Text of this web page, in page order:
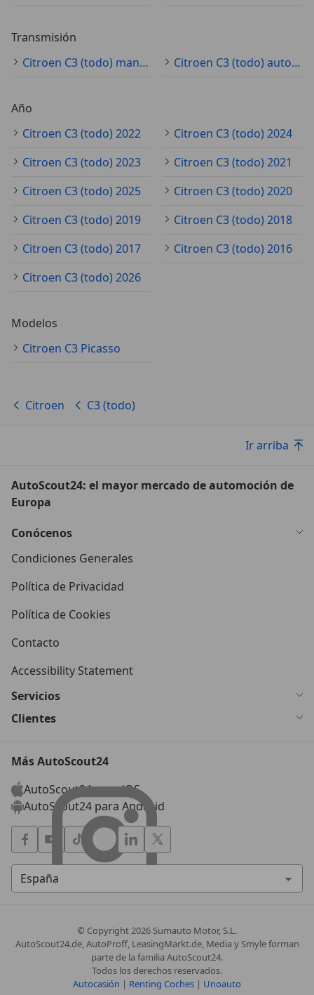
Transmisión
Citroen C3 (todo) manual
Citroen C3 (todo) automático
Año
Citroen C3 (todo) 2022
Citroen C3 (todo) 2024
Citroen C3 (todo) 2023
Citroen C3 (todo) 2021
Citroen C3 (todo) 2025
Citroen C3 (todo) 2020
Citroen C3 (todo) 2019
Citroen C3 (todo) 2018
Citroen C3 (todo) 2017
Citroen C3 (todo) 2016
Citroen C3 (todo) 2026
Modelos
Citroen C3 Picasso
Citroen C3 (todo)
Ir arriba
AutoScout24: el mayor mercado de automoción de
Europa
Conócenos
Condiciones Generales
Política de Privacidad
Política de Cookies
Contacto
Accessibility Statement
Servicios
Clientes
Más AutoScout24
AutoScout24 para iOS
AutoScout24 para Android
© Copyright2026 Sumauto Motor, S.L.
AutoScout24.de, AutoProff, LeasingMarkt.de, Media y Smyle forman
parte de la familia AutoScout24.
Todos los derechos reservados.
Autocasión | Renting Coches | Unoauto